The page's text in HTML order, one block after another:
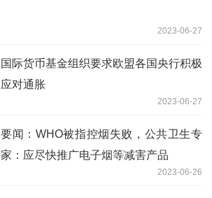
2023-06-27
国际货币基金组织要求欧盟各国央行积极
应对通胀
2023-06-27
要闻：WHO被指控烟失败，公共卫生专
家：应尽快推广电子烟等减害产品
2023-06-26